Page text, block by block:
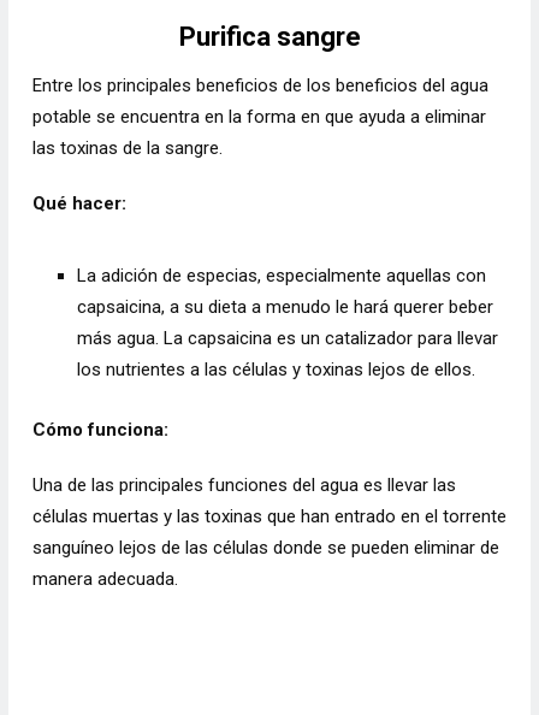
Purifica sangre
Entre los principales beneficios de los beneficios del agua
potable se encuentra en la forma en que ayuda a eliminar
las toxinas de la sangre.
Qué hacer:
La adición de especias, especialmente aquellas con
capsaicina, a su dieta a menudo le hará querer beber
más agua. La capsaicina es un catalizador para llevar
los nutrientes a las células y toxinas lejos de ellos.
Cómo funciona:
Una de las principales funciones del agua es llevar las
células muertas y las toxinas que han entrado en el torrente
sanguíneo lejos de las células donde se pueden eliminar de
manera adecuada.